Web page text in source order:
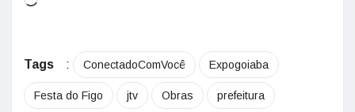
Tags : ConectadoComVocê Expogoiaba
Festa do Figo jtv Obras prefeitura